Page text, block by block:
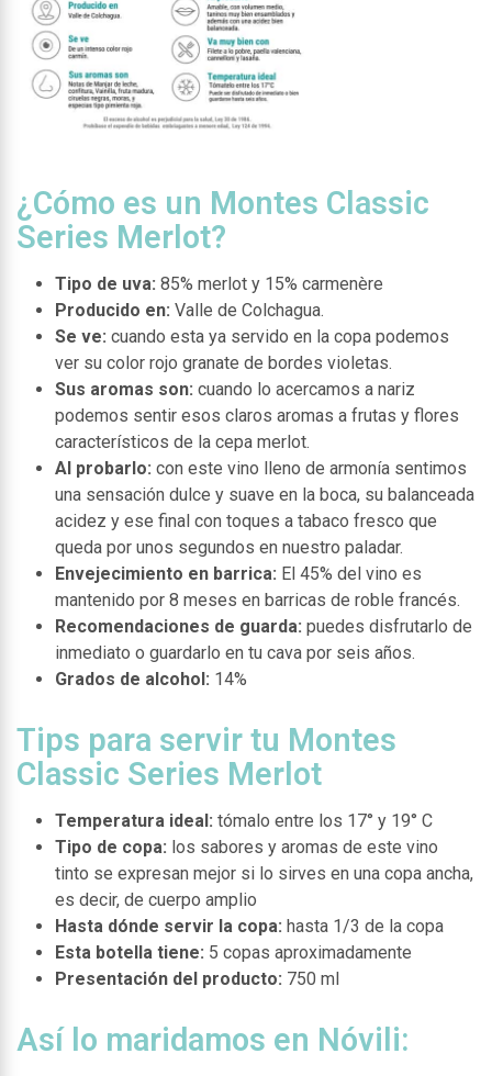
¿Cómo es un Montes Classic
Series Merlot?
Tipo de uva: 85% merlot y 15% carmenère
Producido en: Valle de Colchagua.
Se ve: cuando esta ya servido en la copa podemos
ver su color rojo granate de bordes violetas.
Sus aromas son: cuando lo acercamos a nariz
podemos sentir esos claros aromas a frutas y flores
característicos de la cepa merlot.
Al probarlo: con este vino lleno de armonía sentimos
una sensación dulce y suave en la boca, su balanceada
acidez y ese final con toques a tabaco fresco que
queda por unos segundos en nuestro paladar.
Envejecimiento en barrica: El 45% del vino es
mantenido por 8 meses en barricas de roble francés.
Recomendaciones de guarda: puedes disfrutarlo de
inmediato o guardarlo en tu cava por seis años.
Grados de alcohol: 14%
Tips para servir tu Montes
Classic Series Merlot
Temperatura ideal: tómalo entre los 17° y 19° C
Tipo de copa: los sabores y aromas de este vino
tinto se expresan mejor si lo sirves en una copa ancha,
es decir, de cuerpo amplio
Hasta dónde servir la copa: hasta 1/3 de la copa
Esta botella tiene: 5 copas aproximadamente
Presentación del producto: 750 ml
Así lo maridamos en Nóvili: